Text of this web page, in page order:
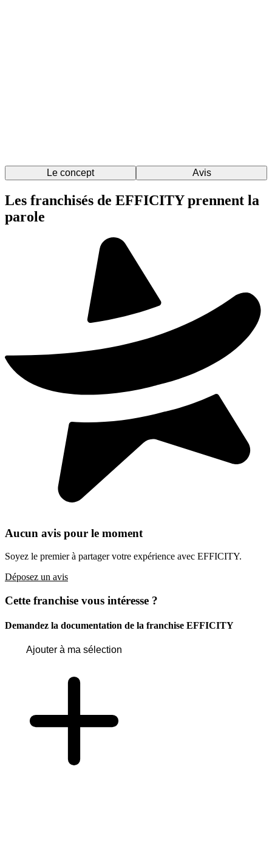
Le concept Avis
Les franchisés de EFFICITY prennent la
parole
Aucun avis pour le moment
Soyez le premier à partager votre expérience avec EFFICITY.
Déposez un avis
Cette franchise vous intéresse ?
Demandez la documentation de la franchise EFFICITY
Ajouter à ma sélection